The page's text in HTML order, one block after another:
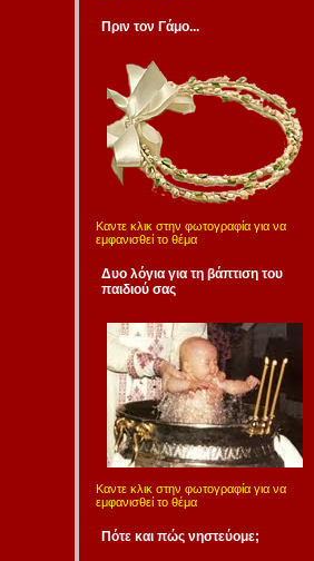
Πριν τον Γάμο...
Καντε κλικ στην φωτογραφία για να
εμφανισθεί το θέμα
Δυο λόγια για τη βάπτιση του
παιδιού σας
Καντε κλικ στην φωτογραφία για να
εμφανισθεί το θέμα
Πότε και πώς νηστεύομε;